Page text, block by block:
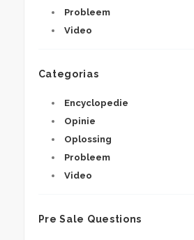
Probleem
Video
Categorias
Encyclopedie
Opinie
Oplossing
Probleem
Video
Pre Sale Questions